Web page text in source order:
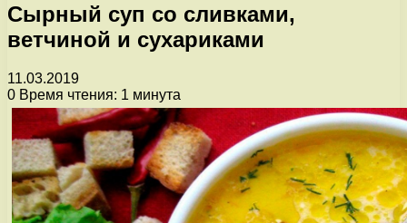
Сырный суп со сливками,
ветчиной и сухариками
11.03.2019
0 Время чтения: 1 минута